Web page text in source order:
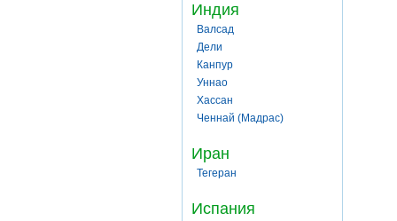
Индия
Валсад
Дели
Канпур
Уннао
Хассан
Ченнай (Мадрас)
Иран
Тегеран
Испания